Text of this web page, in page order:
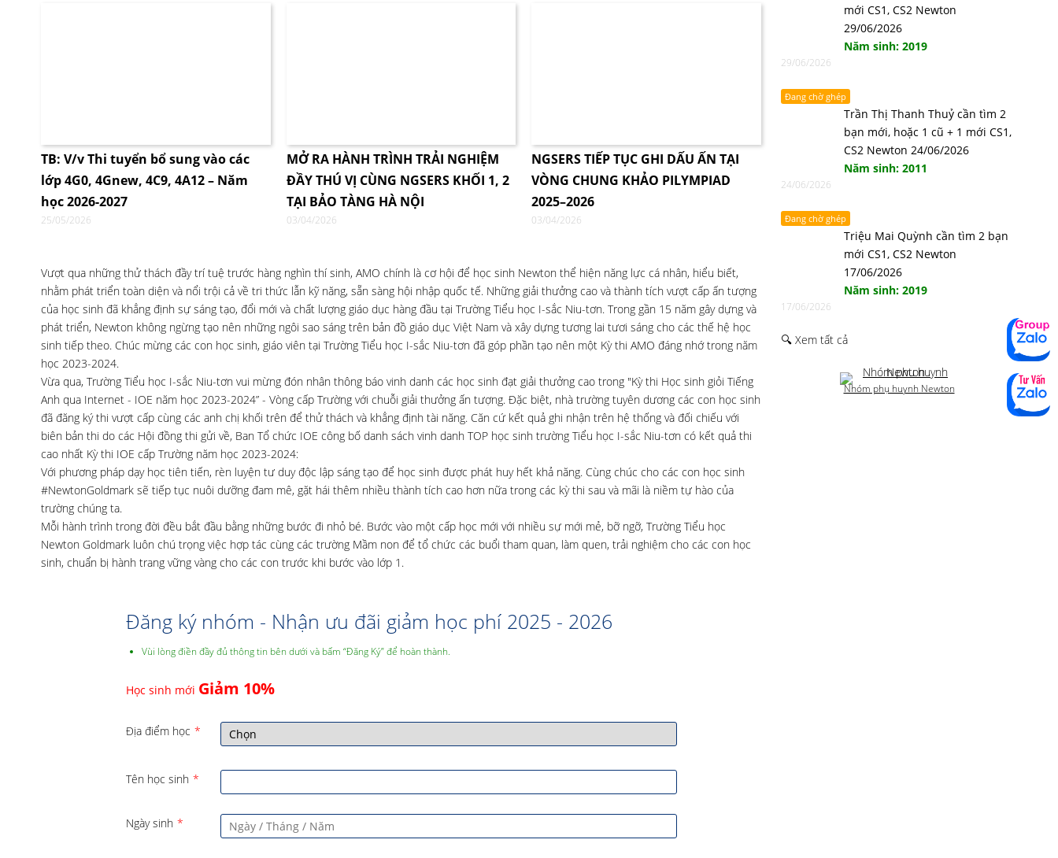
TB: V/v Thi tuyển bổ sung vào các
lớp 4G0, 4Gnew, 4C9, 4A12 – Năm
học 2026-2027
25/05/2026
MỞ RA HÀNH TRÌNH TRẢI NGHIỆM
ĐẦY THÚ VỊ CÙNG NGSERS KHỐI 1, 2
TẠI BẢO TÀNG HÀ NỘI
03/04/2026
NGSERS TIẾP TỤC GHI DẤU ẤN TẠI
VÒNG CHUNG KHẢO PILYMPIAD
2025–2026
03/04/2026
Vượt qua những thử thách đầy trí tuệ trước hàng nghìn thí sinh, AMO chính là cơ hội để học sinh Newton thể hiện năng lực cá nhân, hiểu biết,
nhằm phát triển toàn diện và nổi trội cả về tri thức lẫn kỹ năng, sẵn sàng hội nhập quốc tế. Những giải thưởng cao và thành tích vượt cấp ấn tượng
của học sinh đã khẳng định sự sáng tạo, đổi mới và chất lượng giáo dục hàng đầu tại Trường Tiểu học I-sắc Niu-tơn. Trong gần 15 năm gây dựng và
phát triển, Newton không ngừng tạo nên những ngôi sao sáng trên bản đồ giáo dục Việt Nam và xây dựng tương lai tươi sáng cho các thế hệ học
sinh tiếp theo. Chúc mừng các con học sinh, giáo viên tại Trường Tiểu học I-sắc Niu-tơn đã góp phần tạo nên một Kỳ thi AMO đáng nhớ trong năm
học 2023-2024.
Vừa qua, Trường Tiểu học I-sắc Niu-tơn vui mừng đón nhân thông báo vinh danh các học sinh đạt giải thưởng cao trong "Kỳ thi Học sinh giỏi Tiếng
Anh qua Internet - IOE năm học 2023-2024” - Vòng cấp Trường với chuỗi giải thưởng ấn tượng. Đặc biệt, nhà trường tuyên dương các con học sinh
đã đăng ký thi vượt cấp cùng các anh chị khối trên để thử thách và khẳng định tài năng. Căn cứ kết quả ghi nhận trên hệ thống và đối chiếu với
biên bản thi do các Hội đồng thi gửi về, Ban Tổ chức IOE công bố danh sách vinh danh TOP học sinh trường Tiểu học I-sắc Niu-tơn có kết quả thi
cao nhất Kỳ thi IOE cấp Trường năm học 2023-2024:
Với phương pháp dạy học tiên tiến, rèn luyện tư duy độc lập sáng tạo để học sinh được phát huy hết khả năng. Cùng chúc cho các con học sinh
#NewtonGoldmark sẽ tiếp tục nuôi dưỡng đam mê, gặt hái thêm nhiều thành tích cao hơn nữa trong các kỳ thi sau và mãi là niềm tự hào của
trường chúng ta.
Mỗi hành trình trong đời đều bắt đầu bằng những bước đi nhỏ bé. Bước vào một cấp học mới với nhiều sự mới mẻ, bỡ ngỡ, Trường Tiểu học
Newton Goldmark luôn chú trọng việc hợp tác cùng các trường Mầm non để tổ chức các buổi tham quan, làm quen, trải nghiệm cho các con học
sinh, chuẩn bị hành trang vững vàng cho các con trước khi bước vào lớp 1.
Đăng ký nhóm - Nhận ưu đãi giảm học phí 2025 - 2026
Vùi lòng điền đầy đủ thông tin bên dưới và bấm “Đăng Ký” để hoàn thành.
Học sinh mới Giảm 10%
Địa điểm học *
Tên học sinh *
Ngày sinh *
mới CS1, CS2 Newton
29/06/2026
Năm sinh: 2019
29/06/2026
Đang chờ ghép
Trần Thị Thanh Thuỷ cần tìm 2
bạn mới, hoặc 1 cũ + 1 mới CS1,
CS2 Newton 24/06/2026
Năm sinh: 2011
24/06/2026
Đang chờ ghép
Triệu Mai Quỳnh cần tìm 2 bạn
mới CS1, CS2 Newton
17/06/2026
Năm sinh: 2019
17/06/2026
🔍 Xem tất cả
Nhóm phụ huynh Newton